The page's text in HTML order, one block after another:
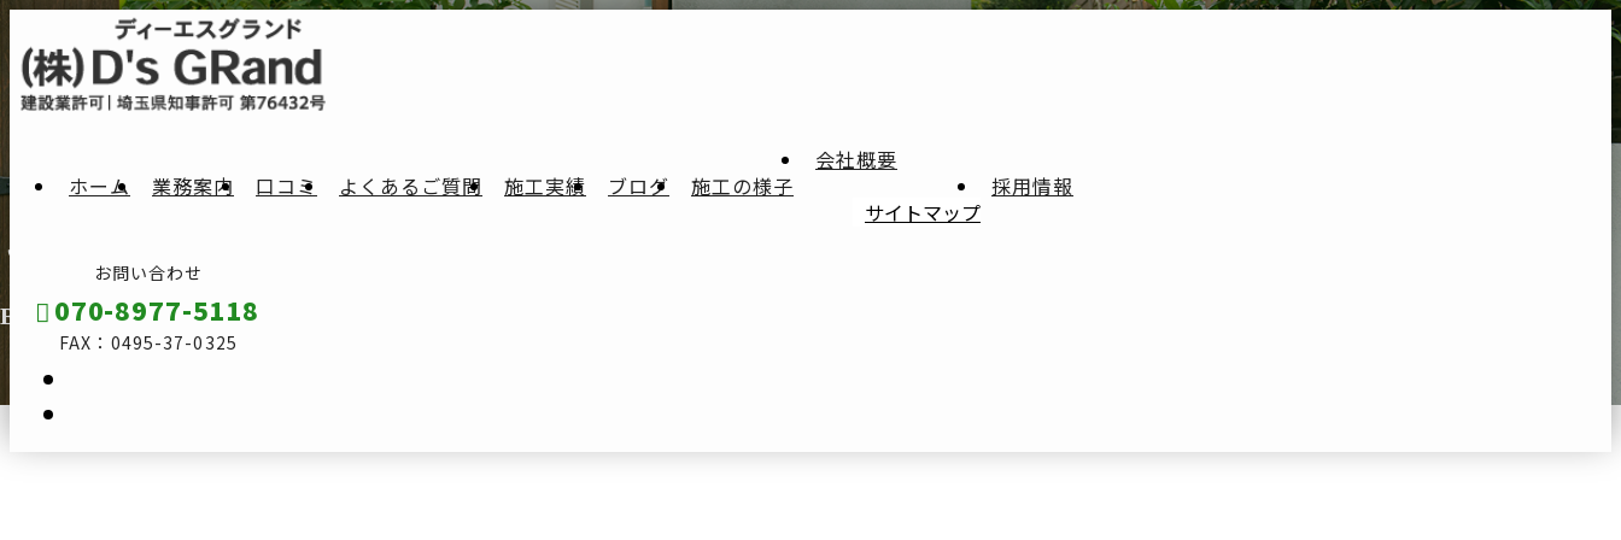
ホーム 業務案内 口コミ よくあるご質問 施工実績 ブログ 施工の様子
会社概要
サイトマップ
採用情報
お問い合わせ
070-8977-5118
FAX：0495-37-0325
ブログ
BLOG